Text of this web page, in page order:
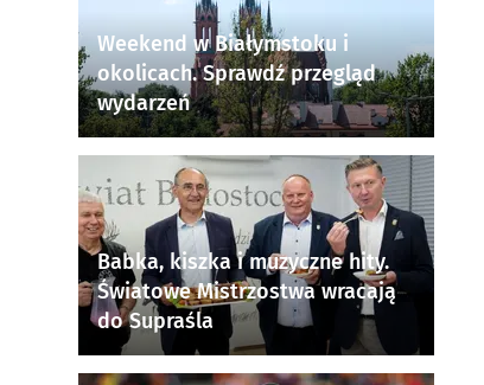
Weekend w Białymstoku i
okolicach. Sprawdź przegląd
wydarzeń
Babka, kiszka i muzyczne hity.
Światowe Mistrzostwa wracają
do Supraśla